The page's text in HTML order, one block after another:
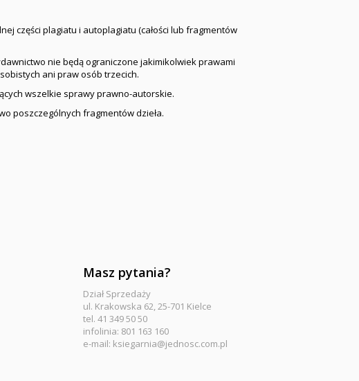
części plagiatu i autoplagiatu (całości lub fragmentów
nie będą ograniczone jakimikolwiek prawami
ani praw osób trzecich.
wszelkie sprawy prawno-autorskie.
poszczególnych fragmentów dzieła.
Masz pytania?
Dział Sprzedaży
ul. Krakowska 62, 25-701 Kielce
tel. 41 349 50 50
infolinia: 801 163 160
e-mail: ksiegarnia@jednosc.com.pl